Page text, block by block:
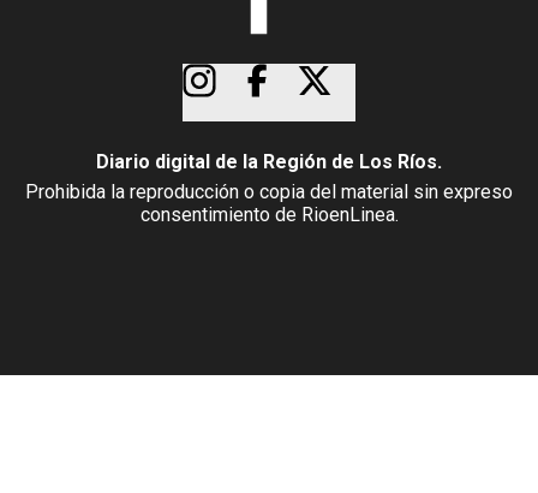
Diario digital de la Región de Los Ríos.
Prohibida la reproducción o copia del material sin expreso
consentimiento de RioenLinea.